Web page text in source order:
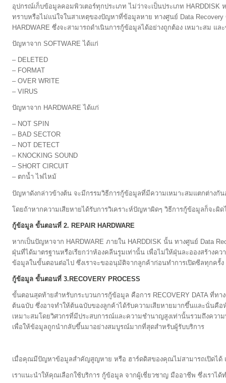
อุปกรณ์เก็บข้อมูลคอมพิวเตอร์ทุกประเภท ไม่ว่าจะเป็นประเภท
ทราบหรือไม่แน่ใจในสาเหตุของปัญหาที่ข้อมูลหาย ทางศูนย์ Data Recovery
HARDWARE ซึ่งจะสามารถดำเนินการกู้ข้อมูลได้อย่างถูกต้อง เหมาะสม
ปัญหาจาก SOFTWARE ได้แก่
– DELETED
– FORMAT
– OVER WRITE
– VIRUS
ปัญหาจาก HARDWARE ได้แก่
– NOT SPIN
– BAD SECTOR
– NOT DETECT
– KNOCKING SOUND
– SHORT CIRCUIT
– ตกน้ำ ไฟไหม้
ปัญหาดังกล่าวข้างต้น จะมีกรรมวิธีการกู้ข้อมูลที่มีความเหมาะสมแตกต่างกั
โดยถ้าหากความเสียหายได้รับการวิเคราะห์ปัญหาผิดๆ วิธีการกู้ข้อมูลก็จะผิ
กู้ข้อมูล ขั้นตอนที่ 2. REPAIR HARDWARE
หากเป็นปัญหาจาก HARDWARE ภายใน HARDDISK นั้น ทางศูนย์ Data
ฝุ่นที่ได้มาตรฐานหรือเรียกว่าห้องคลีนรูมเท่านั้น เพื่อไม่ให้ฝุ่นละอองสร้างค
ข้อมูลในขั้นตอนต่อไป ซึ่งเราจะขออนุมัติจากลูกค้าก่อนทำการเปิดซีลทุกครั้ง
กู้ข้อมูล ขั้นตอนที่ 3.RECOVERY PROCESS
ขั้นตอนสุดท้ายสำหรับกระบวนการกู้ข้อมูล คือการ RECOVERY DATA ที่ท
ต้นฉบับ ซึ่งอาจทำให้ต้นฉบับของลูกค้าได้รับความเสียหายมากขึ้นและนั่นคือ
เหมาะสมโดยวิศวกรที่มีประสบการณ์และความชำนาญสูงเท่านั้นรวมถึงควา
เพื่อให้ข้อมูลถูกนำกลับขึ้นมาอย่างสมบูรณ์มากที่สุดสำหรับผู้รับบริการ
เมื่อคุณมีปัญหาข้อมูลสำคัญสูญหาย หรือ ฮาร์ดดิสของคุณไม่สามารถเปิดได้
เราแนะนำให้คุณเลือกใช้บริการ กู้ข้อมูล จากผู้เชี่ยวชาญ มืออาชีพ ซึ่งเราไ